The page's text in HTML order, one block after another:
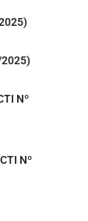
2025)
Nº
Nº